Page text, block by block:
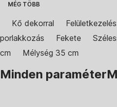
MÉG TÖBB
Kő dekorral
porlakkozás
Fekete
cm
Mélység 35 cm
Minden paraméter